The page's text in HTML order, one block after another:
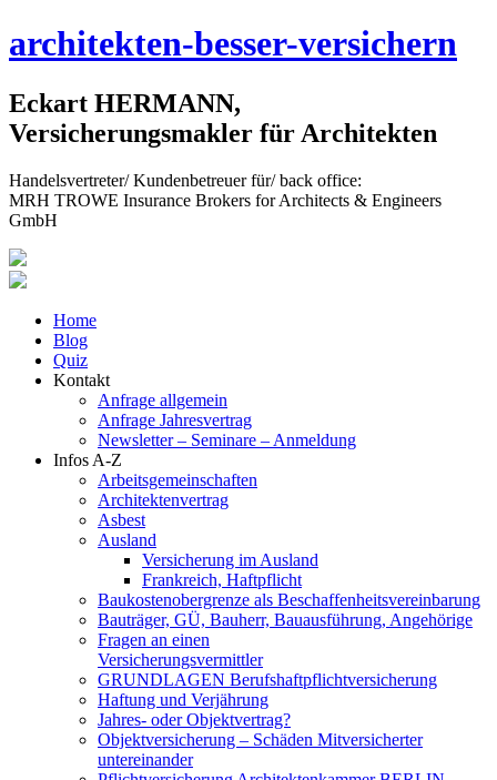
to
architekten-besser-versichern
Eckart HERMANN,
Versicherungsmakler für Architekten
Handelsvertreter/ Kundenbetreuer für/ back office:
MRH TROWE Insurance Brokers for Architects & Engineers
GmbH
Home
Blog
Quiz
Kontakt
Anfrage allgemein
Anfrage Jahresvertrag
Newsletter – Seminare – Anmeldung
Infos A-Z
Arbeitsgemeinschaften
Architektenvertrag
Asbest
Ausland
Versicherung im Ausland
Frankreich, Haftpflicht
Baukostenobergrenze als Beschaffenheits­vereinbarung
Bauträger, GÜ, Bauherr, Bauausführung, Angehörige
Fragen an einen
Versicherungsvermittler
GRUNDLAGEN Berufshaftpflichtversicherung
Haftung und Verjährung
Jahres- oder Objektvertrag?
Objektversicherung – Schäden Mitversicherter
untereinander